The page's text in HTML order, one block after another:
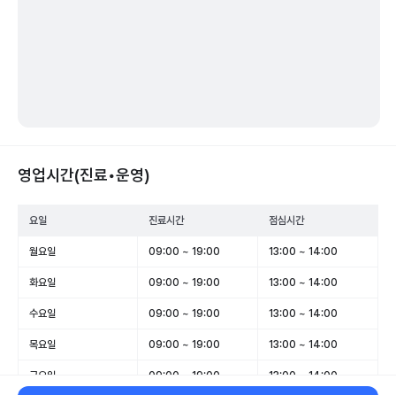
영업시간(진료•운영)
요일 진료시간 점심시간
월요일 09:00 ~ 19:00 13:00 ~ 14:00
화요일 09:00 ~ 19:00 13:00 ~ 14:00
수요일 09:00 ~ 19:00 13:00 ~ 14:00
목요일 09:00 ~ 19:00 13:00 ~ 14:00
금요일 09:00 ~ 19:00 13:00 ~ 14:00